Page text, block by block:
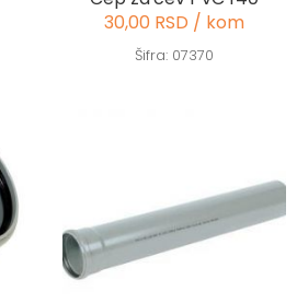
30,00 RSD / kom
Šifra: 07370